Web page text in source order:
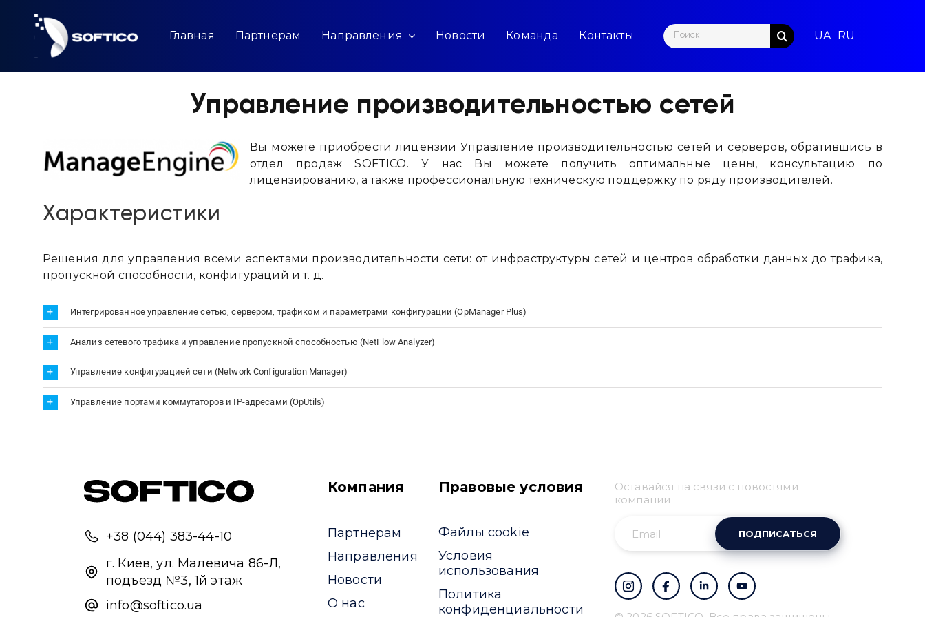
content
Главная Партнерам Направления Новости Команда Контакты
Search
for:
Управление производительностью сетей
Вы можете приобрести лицензии Управление производительностью сетей и серверов, обратившись в
отдел продаж SOFTICO. У нас Вы можете получить оптимальные цены, консультацию по
лицензированию, а также профессиональную техническую поддержку по ряду производителей.
Характеристики
Решения для управления всеми аспектами производительности сети: от инфраструктуры сетей и центров обработки данных до трафика,
пропускной способности, конфигураций и т. д.
Интегрированное управление сетью, сервером, трафиком и параметрами конфигурации (OpManager Plus)
Анализ сетевого трафика и управление пропускной способностью (NetFlow Analyzer)
Управление конфигурацией сети (Network Configuration Manager)
Управление портами коммутаторов и IP-адресами (OpUtils)
+38 (044) 383-44-10
г. Киев, ул. Малевича 86-Л,
подъезд №3, 1й этаж
info@softico.ua
Компания
Партнерам
Направления
Новости
О нас
Правовые условия
Файлы cookie
Условия
использования
Политика
конфиденциальности
Оставайся на связи с новостями
компании
ПОДПИСАТЬСЯ
допомогти?
Надіслати повідомлення